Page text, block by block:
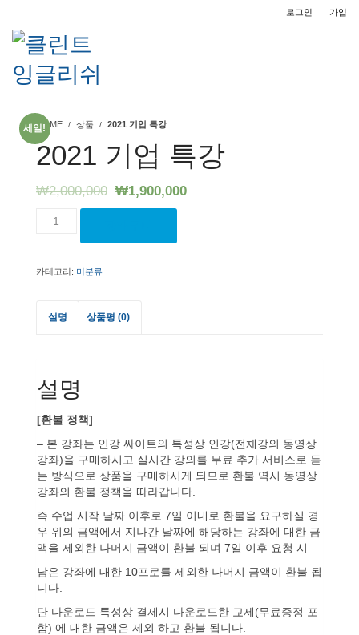
로그인 가입
세일!HOME 상품 2021 기업 특강
2021 기업 특강
₩2,000,000 ₩1,900,000
2021
강
카테고리: 미분류
설명 상품평 (0)
설명
[환불 정책]
– 본 강좌는 인강 싸이트의 특성상 인강(전체강의 동영상
강좌)을 구매하시고 실시간 강의를 무료 추가 서비스로 듣
는 방식으로 상품을 구매하시게 되므로 환불 역시 동영상
강좌의 환불 정책을 따라갑니다.
즉 수업 시작 날짜 이후로 7일 이내로 환불을 요구하실 경
우 위의 금액에서 지나간 날짜에 해당하는 강좌에 대한 금
액을 제외한 나머지 금액이 환불 되며 7일 이후 요청 시
남은 강좌에 대한 10프로를 제외한 나머지 금액이 환불 됩
니다.
단 다운로드 특성상 결제시 다운로드한 교제(무료증정 포
함) 에 대한 금액은 제외 하고 환불 됩니다.